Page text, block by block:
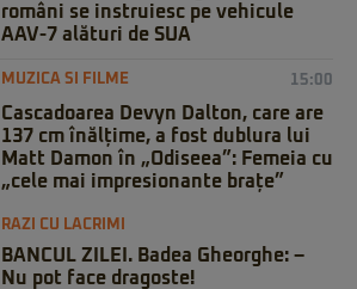
români se instruiesc pe vehicule
AAV-7 alături de SUA
MUZICA SI FILME 15:00
Cascadoarea Devyn Dalton, care are
137 cm înălțime, a fost dublura lui
Matt Damon în „Odiseea”: Femeia cu
„cele mai impresionante brațe”
RAZI CU LACRIMI
BANCUL ZILEI. Badea Gheorghe: –
Nu pot face dragoste!